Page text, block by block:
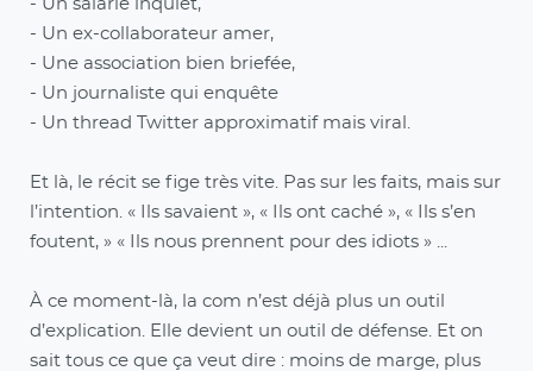
- Un salarié inquiet,
- Un ex-collaborateur amer,
- Une association bien briefée,
- Un journaliste qui enquête
- Un thread Twitter approximatif mais viral.
Et là, le récit se fige très vite. Pas sur les faits, mais sur
l’intention. « Ils savaient », « Ils ont caché », « Ils s’en
foutent, » « Ils nous prennent pour des idiots » ...
À ce moment-là, la com n’est déjà plus un outil
d’explication. Elle devient un outil de défense. Et on
sait tous ce que ça veut dire : moins de marge, plus